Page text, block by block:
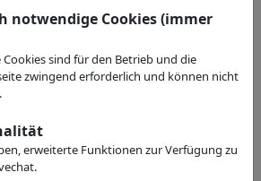
thematisiert
und
Medizin der
notwendige Cookies (immer
sind für den Betrieb und die
zwingend erforderlich und können nicht
erweiterte Funktionen zur Verfügung zu